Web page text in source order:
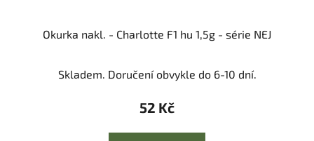
Okurka nakl. - Charlotte F1 hu 1,5g - série NEJ
Skladem. Doručení obvykle do 6-10 dní.
52 Kč